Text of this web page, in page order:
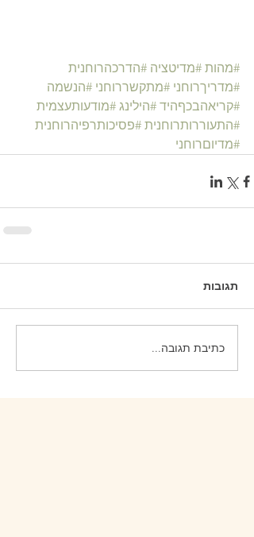
#מהות #מדיטציה #הדרכהרוחנית
#מדריךרוחני #מתקשררוחני #הנשמה
#קריאהבכףהיד #הילינג #מודעותעצמית
#התעוררותרוחנית #פסיכותרפיהרוחנית
#מדיוםרוחני
תגובות
כתיבת תגובה...